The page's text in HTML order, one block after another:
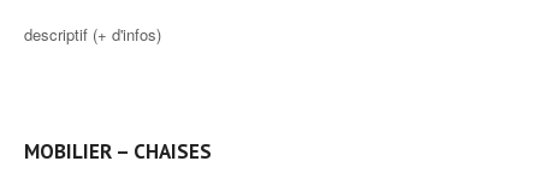
descriptif (+ d'infos)
MOBILIER – CHAISES